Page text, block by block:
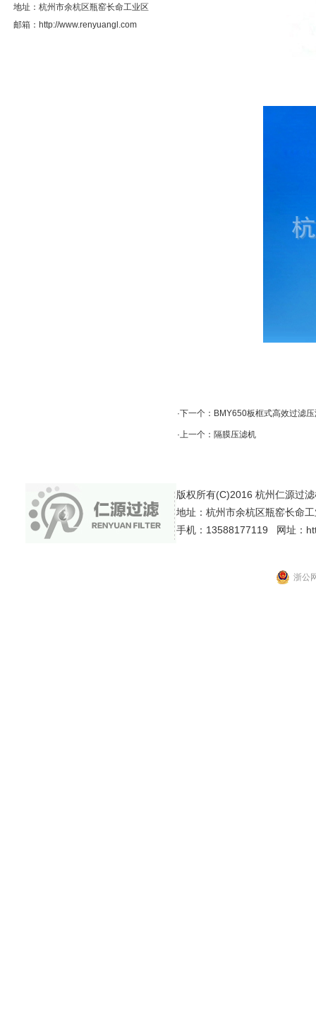
地址： 杭州市余杭区瓶窑长命工业区
邮箱： http://www.renyuangl.com
·下一个： BMY650板框式高效过滤
·上一个： 隔膜压滤机
版权所有(C)2016 杭州仁源过
地址：杭州市余杭区瓶窑长命
手机：13588177119 网址：
浙公